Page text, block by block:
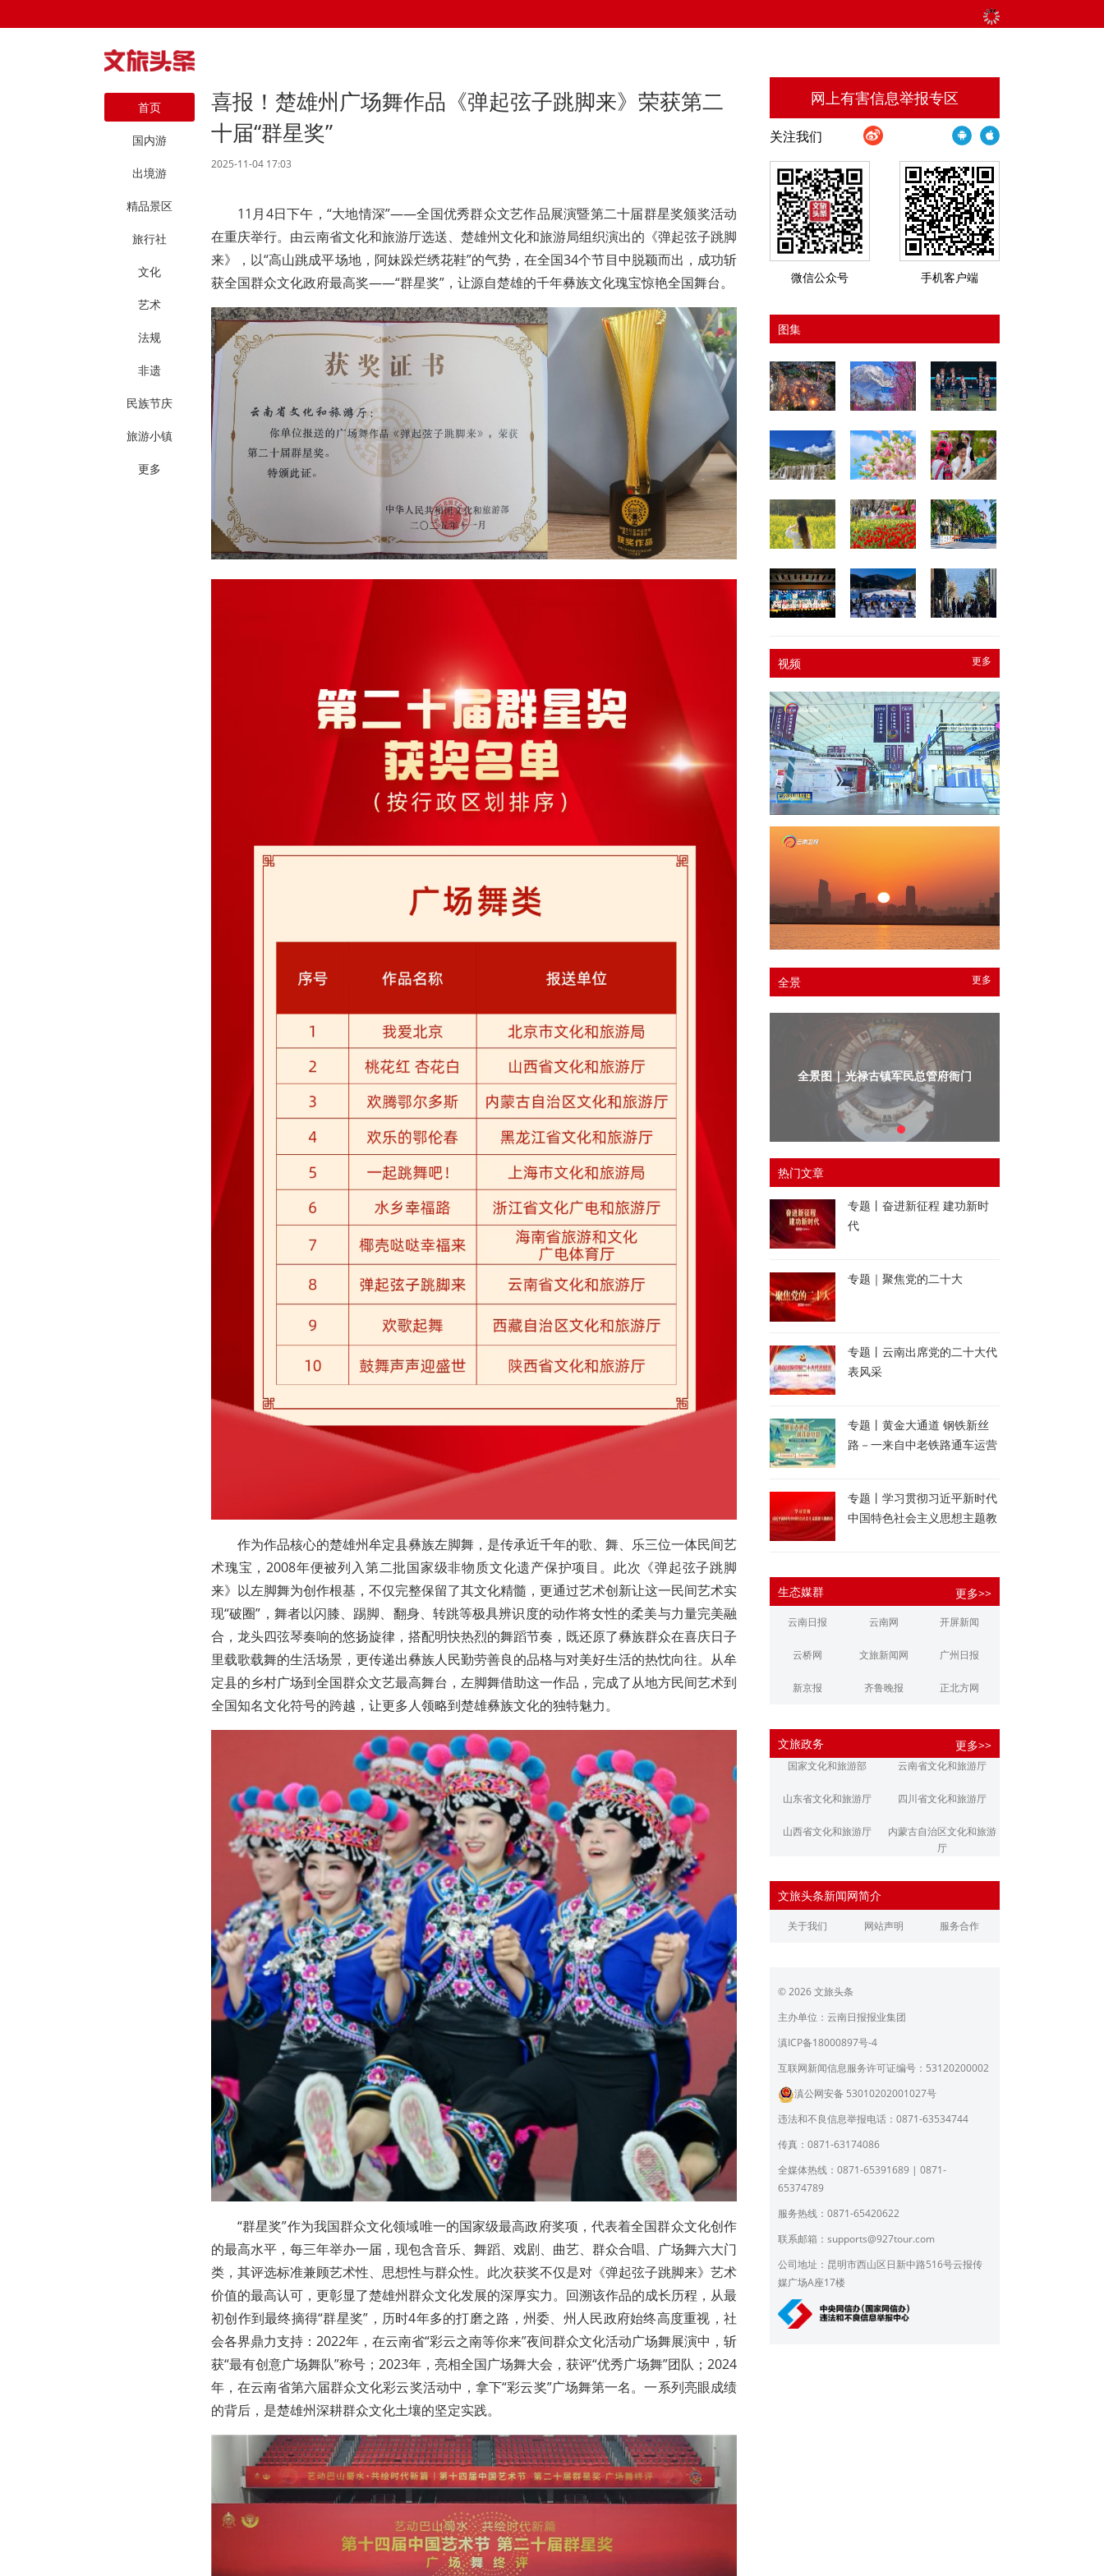
首页
国内游
出境游
精品景区
旅行社
文化
艺术
法规
非遗
民族节庆
旅游小镇
更多
喜报！楚雄州广场舞作品《弹起弦子跳脚来》荣获第二
十届“群星奖”
2025-11-04 17:03
11月4日下午，“大地情深”——全国优秀群众文艺作品展演暨第二十届群星奖颁奖活动
在重庆举行。由云南省文化和旅游厅选送、楚雄州文化和旅游局组织演出的《弹起弦子跳脚
来》，以“高山跳成平场地，阿妹跺烂绣花鞋”的气势，在全国34个节目中脱颖而出，成功斩
获全国群众文化政府最高奖——“群星奖”，让源自楚雄的千年彝族文化瑰宝惊艳全国舞台。
作为作品核心的楚雄州牟定县彝族左脚舞，是传承近千年的歌、舞、乐三位一体民间艺
术瑰宝，2008年便被列入第二批国家级非物质文化遗产保护项目。此次《弹起弦子跳脚
来》以左脚舞为创作根基，不仅完整保留了其文化精髓，更通过艺术创新让这一民间艺术实
现“破圈”，舞者以闪膝、踢脚、翻身、转跳等极具辨识度的动作将女性的柔美与力量完美融
合，龙头四弦琴奏响的悠扬旋律，搭配明快热烈的舞蹈节奏，既还原了彝族群众在喜庆日子
里载歌载舞的生活场景，更传递出彝族人民勤劳善良的品格与对美好生活的热忱向往。从牟
定县的乡村广场到全国群众文艺最高舞台，左脚舞借助这一作品，完成了从地方民间艺术到
全国知名文化符号的跨越，让更多人领略到楚雄彝族文化的独特魅力。
“群星奖”作为我国群众文化领域唯一的国家级最高政府奖项，代表着全国群众文化创作
的最高水平，每三年举办一届，现包含音乐、舞蹈、戏剧、曲艺、群众合唱、广场舞六大门
类，其评选标准兼顾艺术性、思想性与群众性。此次获奖不仅是对《弹起弦子跳脚来》艺术
价值的最高认可，更彰显了楚雄州群众文化发展的深厚实力。回溯该作品的成长历程，从最
初创作到最终摘得“群星奖”，历时4年多的打磨之路，州委、州人民政府始终高度重视，社
会各界鼎力支持：2022年，在云南省“彩云之南等你来”夜间群众文化活动广场舞展演中，斩
获“最有创意广场舞队”称号；2023年，亮相全国广场舞大会，获评“优秀广场舞”团队；2024
年，在云南省第六届群众文化彩云奖活动中，拿下“彩云奖”广场舞第一名。一系列亮眼成绩
的背后，是楚雄州深耕群众文化土壤的坚定实践。
网上有害信息举报专区
关注我们
微信公众号 手机客户端
图集
更多
视频
更多
全景
全景图 | 光禄古镇军民总管府衙门
热门文章
专题丨奋进新征程 建功新时
代
专题｜聚焦党的二十大
专题丨云南出席党的二十大代
表风采
专题丨黄金大通道 钢铁新丝
路－一来自中老铁路通车运营
专题丨学习贯彻习近平新时代
中国特色社会主义思想主题教
生态媒群 更多>>
云南日报 云南网 开屏新闻
云桥网 文旅新闻网 广州日报
新京报 齐鲁晚报 正北方网
江南都市报 潇湘晨报
文旅政务 更多>>
国家文化和旅游部 云南省文化和旅游厅
山东省文化和旅游厅 四川省文化和旅游厅
山西省文化和旅游厅
内蒙古自治区文化和旅游
厅
浙江省文化和旅游厅
江西省文化和旅游厅 河南省文化和旅游厅
广东省文化和旅游厅
育厅
陕西省文化和旅游厅 甘肃省文化和旅游厅
青海省文化和旅游厅
宁夏回族自治区文化和旅
北京市文旅局
上海市文化和旅游局
员会
文旅头条新闻网简介
关于我们 网站声明 服务合作
© 2026 文旅头条
主办单位：云南日报报业集团
滇ICP备18000897号-4
互联网新闻信息服务许可证编号：53120200002
滇公网安备 53010202001027号
违法和不良信息举报电话：0871-63534744
传真：0871-63174086
全媒体热线：0871-65391689 | 0871-
65374789
服务热线：0871-65420622
联系邮箱： supports@927tour.com
公司地址：昆明市西山区日新中路516号云报传
媒广场A座17楼